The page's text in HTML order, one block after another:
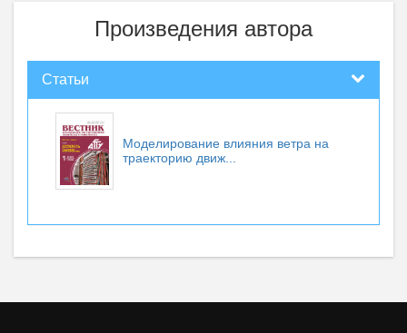
Произведения автора
Статьи
Моделирование влияния ветра на
траекторию движ...